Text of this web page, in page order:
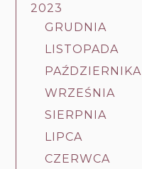
2023
GRUDNIA
LISTOPADA
PAŹDZIERNIKA
WRZEŚNIA
SIERPNIA
LIPCA
CZERWCA